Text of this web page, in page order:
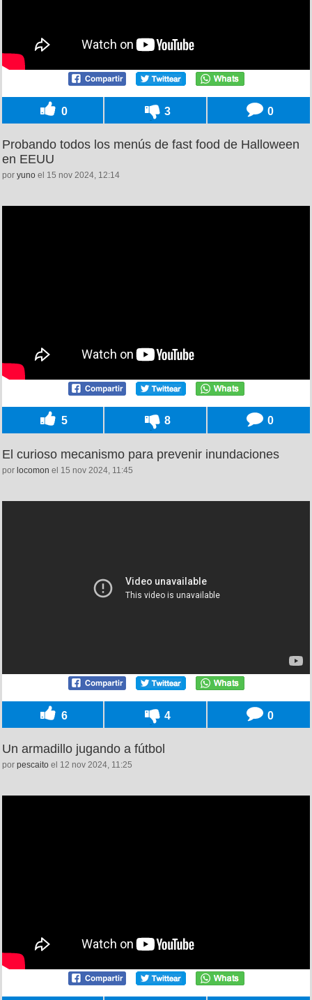
0 3 0
Probando todos los menús de fast food de Halloween
en EEUU
por yuno el 15 nov 2024, 12:14
5 8 0
El curioso mecanismo para prevenir inundaciones
por locomon el 15 nov 2024, 11:45
6 4 0
Un armadillo jugando a fútbol
por pescaito el 12 nov 2024, 11:25